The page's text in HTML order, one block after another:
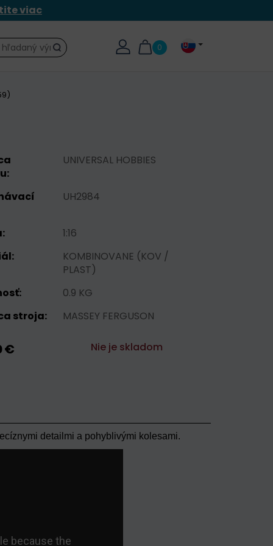
viac
0
Hľadať
UNIVERSAL HOBBIES
UH2984
1:16
KOMBINOVANE (KOV /
PLAST)
0.9 KG
stroja:
MASSEY FERGUSON
€ Nie je skladom
detailmi a pohyblivými kolesami.